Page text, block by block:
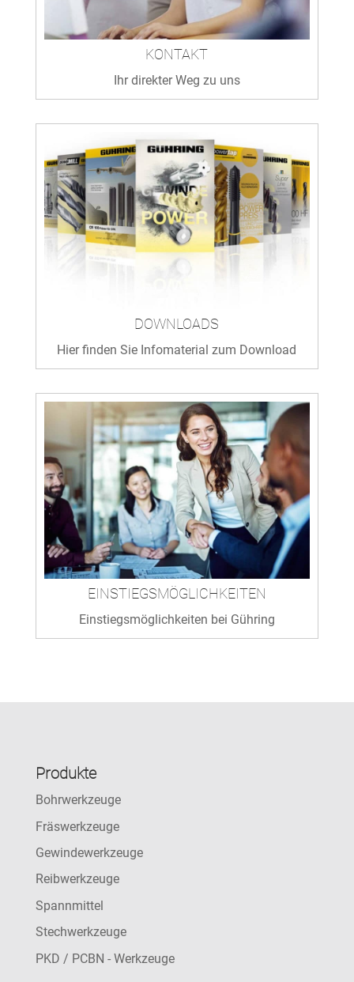
KONTAKT
Ihr direkter Weg zu uns
DOWNLOADS
Hier finden Sie Infomaterial zum Download
EINSTIEGSMÖGLICHKEITEN
Einstiegsmöglichkeiten bei Gühring
Produkte
Bohrwerkzeuge
Fräswerkzeuge
Gewindewerkzeuge
Reibwerkzeuge
Spannmittel
Stechwerkzeuge
PKD / PCBN - Werkzeuge